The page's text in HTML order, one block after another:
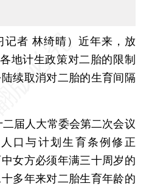
记者 林绮晴） 近年来，放
地计生政策对二胎的限制
续取消对二胎的生育间隔
人大常委会第二次会议
口与计划生育条例修正
女方必须年满三十周岁的
多年来对二胎生育年龄的